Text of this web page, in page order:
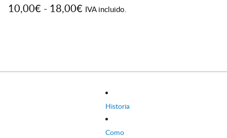
10,00€ - 18,00€Rango
hasta
IVA incluido.
variantes.
Historia
Como